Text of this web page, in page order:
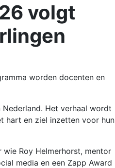
volgt
worden docenten en
Nederland. Het verhaal wordt
hart en ziel inzetten voor hun
Roy Helmerhorst, mentor
media en een Zapp Award